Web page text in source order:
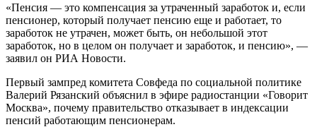
«Пенсия — это компенсация за утраченный заработок и, если
пенсионер, который получает пенсию еще и работает, то
заработок не утрачен, может быть, он небольшой этот
заработок, но в целом он получает и заработок, и пенсию», —
заявил он РИА Новости.
Первый зампред комитета Совфеда по социальной политике
Валерий Рязанский объяснил в эфире радиостанции «Говорит
Москва», почему правительство отказывает в индексации
пенсий работающим пенсионерам.